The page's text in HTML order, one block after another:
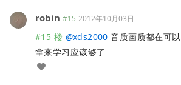
robin #15 2012年10月03日
#15 楼 @xds2000 音质画质都在可
拿来学习应该够了